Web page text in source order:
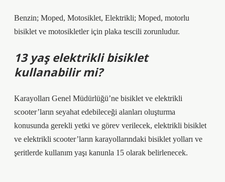
Benzin; Moped, Motosiklet, Elektrikli; Moped, motorlu
bisiklet ve motosikletler için plaka tescili zorunludur.
13 yaş elektrikli bisiklet
kullanabilir mi?
Karayolları Genel Müdürlüğü’ne bisiklet ve elektrikli
scooter’ların seyahat edebileceği alanları oluşturma
konusunda gerekli yetki ve görev verilecek, elektrikli bisiklet
ve elektrikli scooter’ların karayollarındaki bisiklet yolları ve
şeritlerde kullanım yaşı kanunla 15 olarak belirlenecek.